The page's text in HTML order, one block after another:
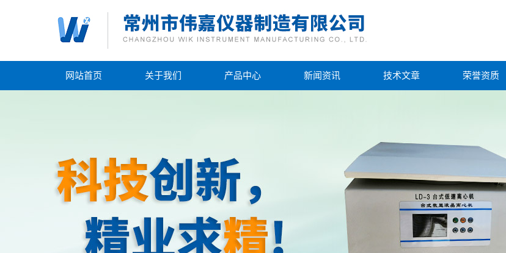
网站首页 关于我们 产品中心 新闻资讯 技术文章 荣誉资质